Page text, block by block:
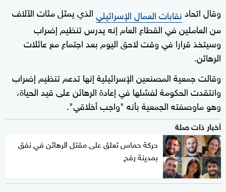
وقال اتحادنقابات العمال الإسرائيليالذي يمثل مئات الآلاف
من العاملين في القطاع العام إنه يدرس تنظيم إضراب
وسيتخذ قرارا في وقت لاحق اليوم بعد اجتماع مع عائلات
الرهائن.
وقالت جمعية المصنعين الإسرائيلية إنها تدعم تنظيم إضراب
وانتقدت الحكومة لفشلها في إعادة الرهائن على قيد الحياة،
وهو ماوصفته الجمعية بأنه "واجب أخلاقي".
أخبار ذات صلة
حركة حماس تعلق على مقتل الرهائن في نفق
بمدينة رفح